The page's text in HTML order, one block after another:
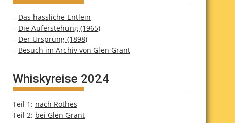
– Das hässliche Entlein
– Die Auferstehung (1965)
– Der Ursprung (1898)
– Besuch im Archiv von Glen Grant
Whiskyreise 2024
Teil 1: nach Rothes
Teil 2: bei Glen Grant